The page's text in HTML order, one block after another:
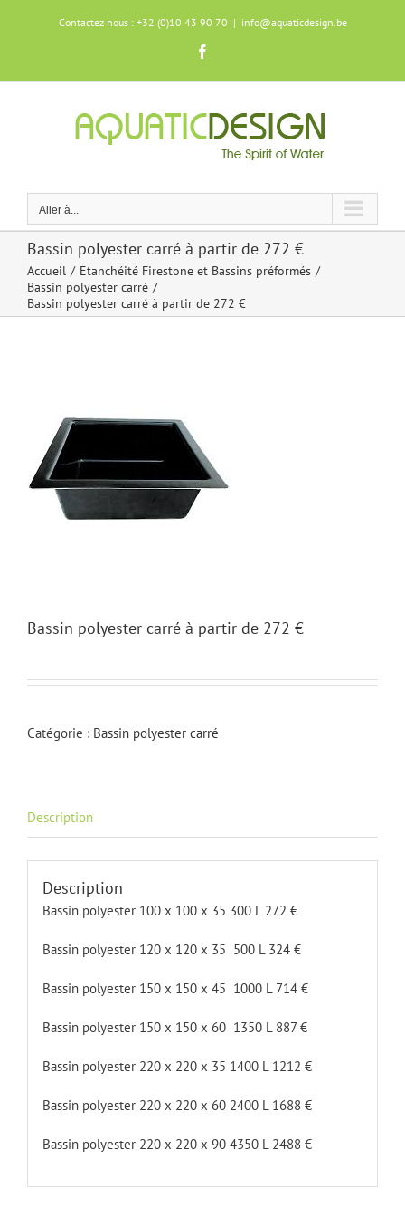
Contactez nous : +32 (0)10 43 90 70 | info@aquaticdesign.be
Aller à...
Bassin polyester carré à partir de 272 €
Accueil
Etanchéité Firestone et Bassins préformés
Bassin polyester carré
Bassin polyester carré à partir de 272 €
Bassin polyester carré à partir de 272 €
Catégorie : Bassin polyester carré
Description
Description
Bassin polyester 100 x 100 x 35 300 L 272 €
Bassin polyester 120 x 120 x 35 500 L 324 €
Bassin polyester 150 x 150 x 45 1000 L 714 €
Bassin polyester 150 x 150 x 60 1350 L 887 €
Bassin polyester 220 x 220 x 35 1400 L 1212 €
Bassin polyester 220 x 220 x 60 2400 L 1688 €
Bassin polyester 220 x 220 x 90 4350 L 2488 €